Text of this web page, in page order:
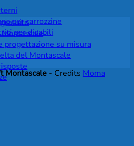
progettazione su misura
del Montascale
per carrozzine
per disabili
Montascale - Credits Moma